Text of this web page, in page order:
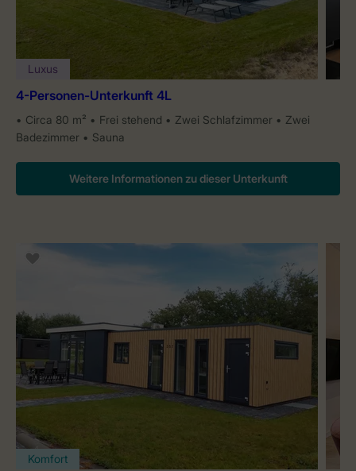
Luxus
4-Personen-Unterkunft 4L
Circa 80 m² Frei stehend Zwei Schlafzimmer
Zwei
Badezimmer
Sauna
Weitere Informationen zu dieser Unterkunft
Komfort